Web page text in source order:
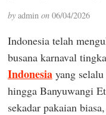
byadmin on06/04/2026
Indonesia telah
busana karnaval
Indonesiayang selalu
hingga Banyuwangi
sekadar pakaian